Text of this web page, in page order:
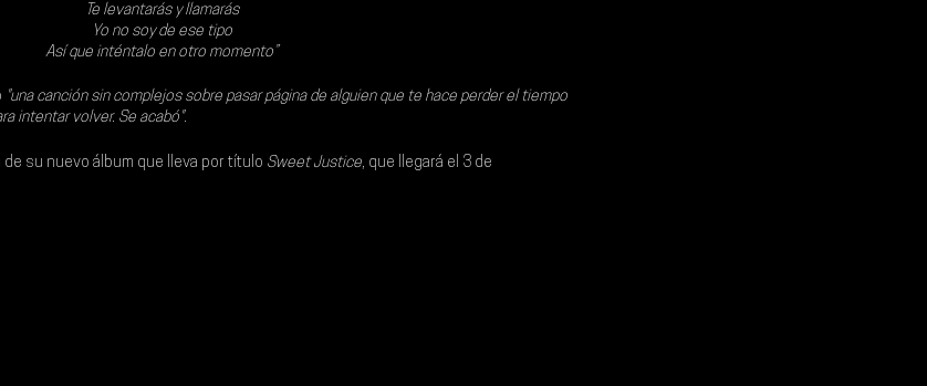
Te levantarás y llamarás
Yo no soy de ese tipo
Así que inténtalo en otro momento”
"una canción sin complejos sobre pasar página de alguien que te hace perder el tiempo
intentar volver. Se acabó".
de su nuevo álbum que lleva por título Sweet Justice, que llegará el 3 de